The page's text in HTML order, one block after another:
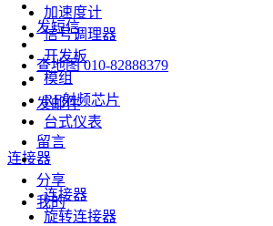
加速度计
信号调理器
开发板
模组
RF射频芯片
台式仪表
连接器
连接器
旋转连接器
发短信
查地图 010-82888379
发邮件
留言
分享
我的